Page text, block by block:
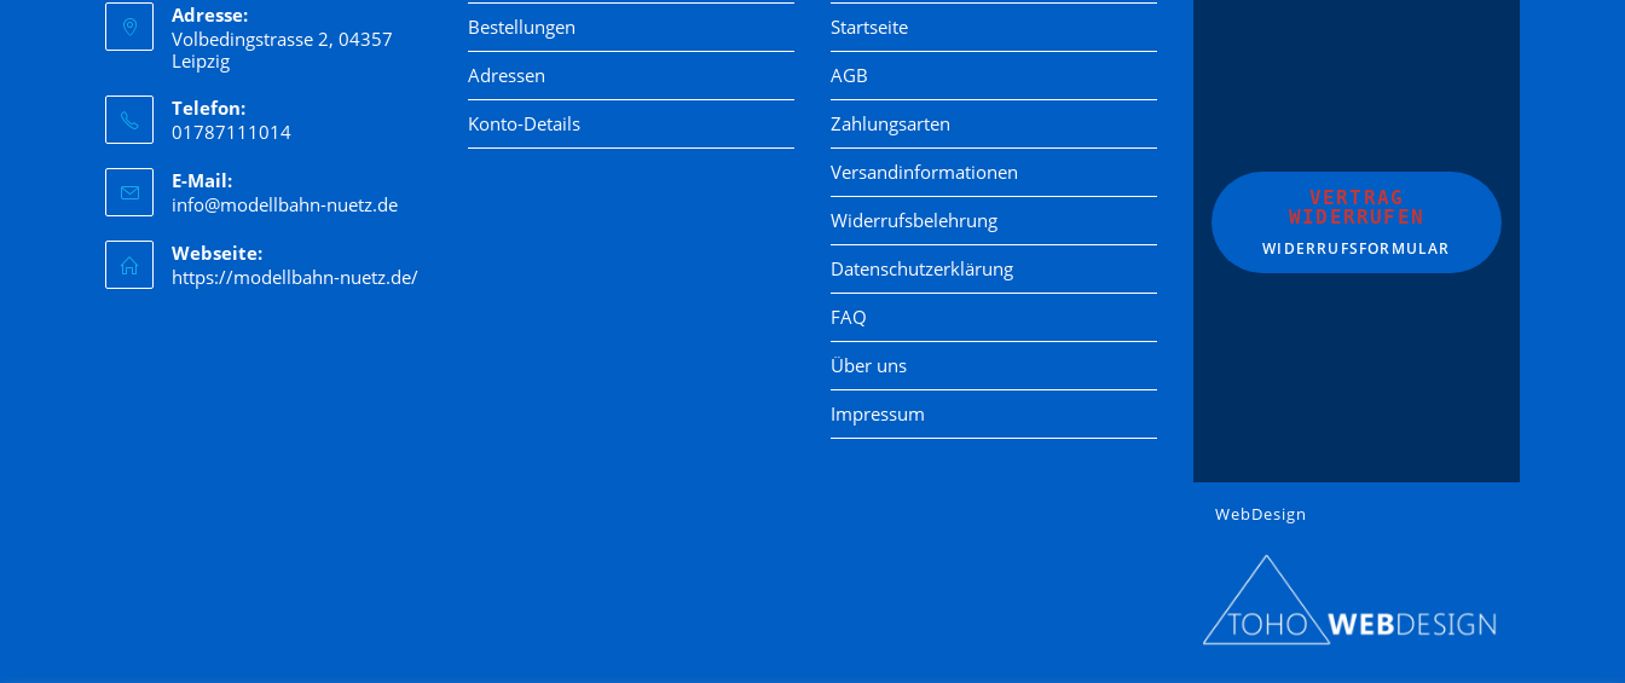
Adresse:
Volbedingstrasse 2, 04357
Leipzig
Telefon:
01787111014
E-Mail:
info@modellbahn-nuetz.de
Webseite:
https://modellbahn-nuetz.de/
Bestellungen
Adressen
Konto-Details
Startseite
AGB
Zahlungsarten
Versandinformationen
Widerrufsbelehrung
Datenschutzerklärung
FAQ
Über uns
Impressum
VERTRAG
WIDERRUFEN
WIDERRUFSFORMULAR
WebDesign